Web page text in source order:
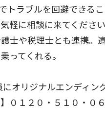
トラブルを回避できる
軽に相談に来てくださ
士や税理士とも連携。
ってくれる。
オリジナルエンディン
０１２０・５１０・０６